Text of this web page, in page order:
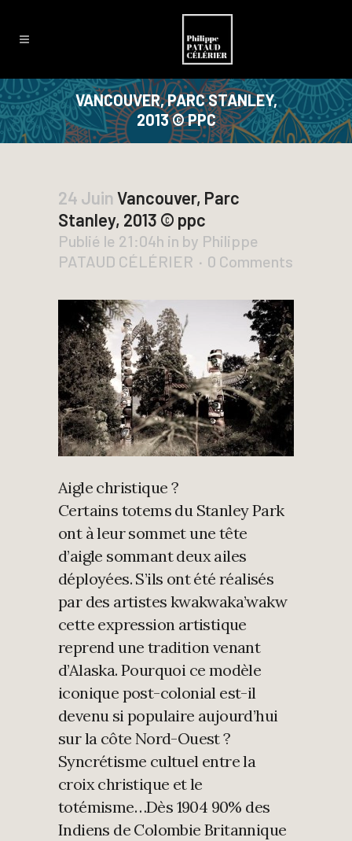
VANCOUVER, PARC STANLEY,
2013 © PPC
24 JuinVancouver, Parc
Stanley, 2013 © ppc
Publié le 21:04h in by Philippe
PATAUD CÉLÉRIER
0 Comments
Aigle christique ?
Certains totems du Stanley Park
ont à leur sommet une tête
d’aigle sommant deux ailes
déployées. S’ils ont été réalisés
par des artistes kwakwaka’wakw
cette expression artistique
reprend une tradition venant
d’Alaska. Pourquoi ce modèle
iconique post-colonial est-il
devenu si populaire aujourd’hui
sur la côte Nord-Ouest ?
Syncrétisme cultuel entre la
croix christique et le
totémisme…Dès 1904 90% des
Indiens de Colombie Britannique